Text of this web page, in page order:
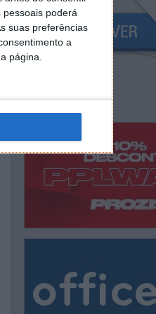
poderá
suas preferências
a
página.